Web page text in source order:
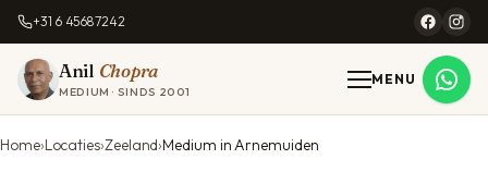
+31 6 45687242
Anil Chopra
MEDIUM · SINDS 2001
MENU
Home Locaties Zeeland Medium in Arnemuiden